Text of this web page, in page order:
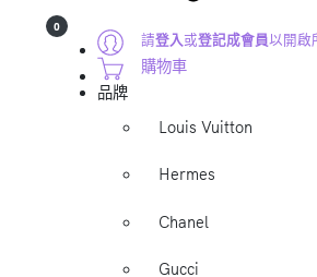
請登入或登記成會員以開啟
0
購物車
品牌
Louis Vuitton
Hermes
Chanel
Gucci